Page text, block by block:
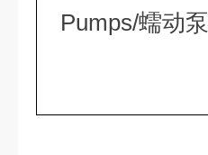
Pumps/蠕动泵